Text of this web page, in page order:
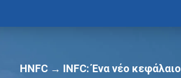
HNFC → INFC: Ένα νέο κεφάλαιο